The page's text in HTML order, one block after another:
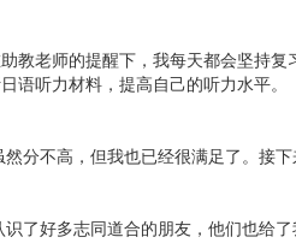
教老师的提醒下，我每天都会坚持复
语听力材料，提高自己的听力水平。
分不高，但我也已经很满足了。接
了好多志同道合的朋友，他们也给了